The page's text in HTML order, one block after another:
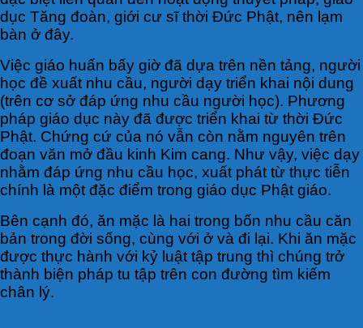
dục Tăng đoàn, giới cư sĩ thời Đức Phật, nên lạm
bàn ở đây.
Việc giáo huấn bấy giờ đã dựa trên nền tảng, người
học đề xuất nhu cầu, người dạy triển khai nội dung
(trên cơ sở đáp ứng nhu cầu người học). Phương
pháp giáo dục này đã được triển khai từ thời Đức
Phật. Chứng cứ của nó vẫn còn nằm nguyên trên
đoạn văn mở đầu kinh Kim cang. Như vậy, việc dạy
nhằm đáp ứng nhu cầu học, xuất phát từ thực tiễn
chính là một đặc điểm trong giáo dục Phật giáo.
Bên cạnh đó, ăn mặc là hai trong bốn nhu cầu căn
bản trong đời sống, cùng với ở và đi lại. Khi ăn mặc
được thực hành với kỷ luật tập trung thì chúng trở
thành biện pháp tu tập trên con đường tìm kiếm
chân lý.